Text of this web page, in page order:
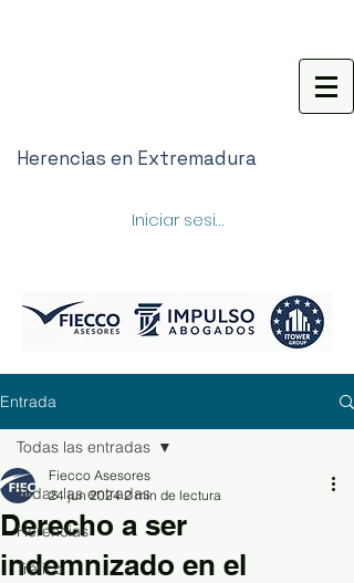
Herencias en Extremadura
Iniciar sesión
Entrada
Todas las entradas
Herencias
Tráfico
Todas las entradas
Derecho a ser
indemnizado en el
Fiecco Asesores
24 jun 2024 2 min de lectura